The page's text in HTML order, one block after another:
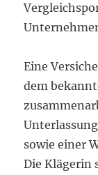
Eine
dem
sowie einer
Die Klägerin